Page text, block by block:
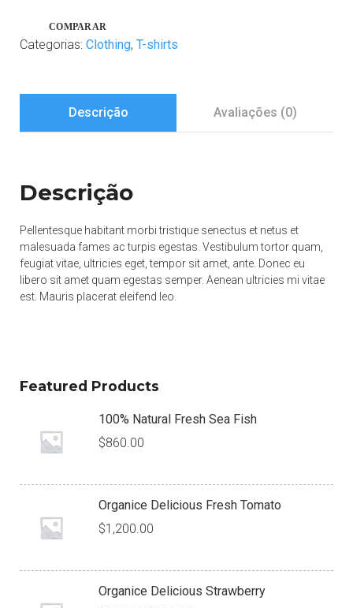
COMPARAR
Categorias: Clothing, T-shirts
Descrição Avaliações (0)
Descrição
Pellentesque habitant morbi tristique senectus et netus et
malesuada fames ac turpis egestas. Vestibulum tortor quam,
feugiat vitae, ultricies eget, tempor sit amet, ante. Donec eu
libero sit amet quam egestas semper. Aenean ultricies mi vitae
est. Mauris placerat eleifend leo.
Featured Products
100% Natural Fresh Sea Fish
$860.00
Organice Delicious Fresh Tomato
$1,200.00
Organice Delicious Strawberry